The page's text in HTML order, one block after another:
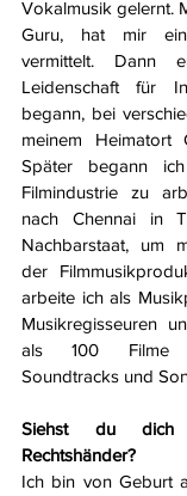
Vokalmusik gelernt.
Guru, hat mir
vermittelt. Dann
Leidenschaft für
begann, bei
meinem Heimatort
Später begann
Filmindustrie zu
nach Chennai in
Nachbarstaat, um
der
arbeite ich als
Musikregisseuren
als 100 Filme
Soundtracks und
Siehst du
Rechtshänder?
Ich bin von Geburt